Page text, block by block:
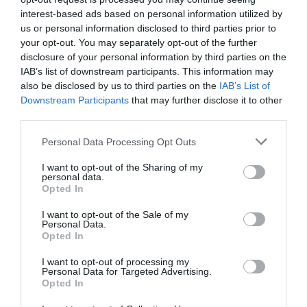
interest-based ads based on personal information utilized by
us or personal information disclosed to third parties prior to
your opt-out. You may separately opt-out of the further
disclosure of your personal information by third parties on the
IAB’s list of downstream participants. This information may
also be disclosed by us to third parties on the IAB’s List of
Downstream Participants that may further disclose it to other
Personal Data Processing Opt Outs
I want to opt-out of the Sharing of my
personal data.
Opted In
I want to opt-out of the Sale of my
Personal Data.
Opted In
I want to opt-out of processing my
Personal Data for Targeted Advertising.
Opted In
οικονομία.
Σύμφωνα με την έκθεσή του, το Ταμείο επικρότησε τη
διατήρηση των πρωτογενών πλεονασμάτων στο 2,1%
για τα επόμενα χρόνια, το οποίο συμβάλλει στην
ενίσχυση της δημοσιονομικής σταθερότητας.
Τράπεζα ανακοίνωσε την αύξηση των επιτοκίων κατά
0,25%, ως μέρος της προσπάθειας περιορισμού του
πληθωρισμού στην Ευρωζώνη.
Η απόφαση αυτή είχε αντίκτυπο στις ελληνικές
τράπεζες, με τον τομέα των στεγαστικών και
μεγαλύτερες προκλήσεις.